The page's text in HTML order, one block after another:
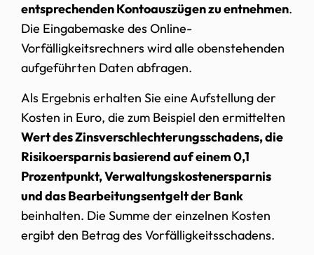
entsprechenden Kontoauszügen zu entnehmen.
Die Eingabemaske des Online-
Vorfälligkeitsrechners wird alle obenstehenden
aufgeführten Daten abfragen.
Als Ergebnis erhalten Sie eine Aufstellung der
Kosten in Euro, die zum Beispiel den ermittelten
Wert des Zinsverschlechterungsschadens, die
Risikoersparnis basierend auf einem 0,1
Prozentpunkt, Verwaltungskostenersparnis
und das Bearbeitungsentgelt der Bank
beinhalten. Die Summe der einzelnen Kosten
ergibt den Betrag des Vorfälligkeitsschadens.